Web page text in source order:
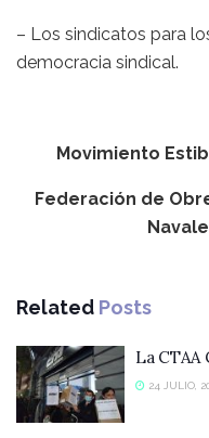
– Los sindicatos para
democracia sindical.
Movimiento
Federación de
Related Posts
La CTAA
24 JULIO,